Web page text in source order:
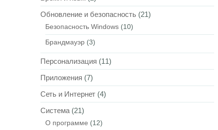
Обновление и безопасность (21)
Безопасность Windows (10)
Брандмауэр (3)
Персонализация (11)
Приложения (7)
Сеть и Интернет (4)
Система (21)
О программе (12)